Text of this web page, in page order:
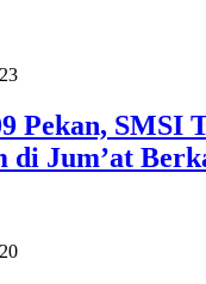
Pekan, SMSI
di Jum’at